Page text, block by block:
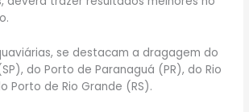
se destacam a dragagem do
do Porto de Paranaguá (PR), do Rio
Porto de Rio Grande (RS).